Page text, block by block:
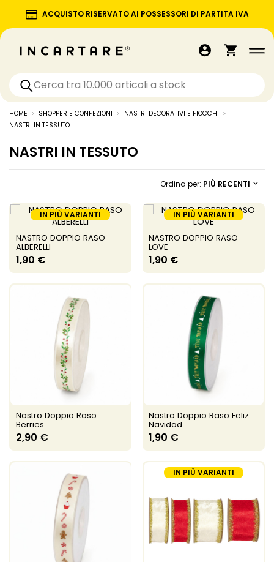
ACQUISTO RISERVATO AI POSSESSORI DI PARTITA IVA
HOME SHOPPER E CONFEZIONI
NASTRI DECORATIVI E FIOCCHI
NASTRI IN TESSUTO
NASTRI IN TESSUTO
Ordina per: PIÙ RECENTI
IN PIÙ VARIANTI
NASTRO DOPPIO RASO
ALBERELLI
1,90 €
IN PIÙ VARIANTI
NASTRO DOPPIO RASO
LOVE
1,90 €
Nastro Doppio Raso
Berries
2,90 €
Nastro Doppio Raso Feliz
Navidad
1,90 €
IN PIÙ VARIANTI